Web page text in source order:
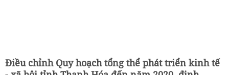
Điều chỉnh Quy hoạch tổng thể phát triển kinh tế